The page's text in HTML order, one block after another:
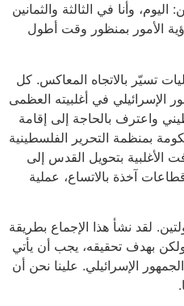
وأنا في الثالثة والثمانين
الأمور بمنظور وقت أطول
تسيّر بالاتجاه المعاكس. كل
الإسرائيلي في أغلبيته العظمى
واعترف بالحاجة إلى إقامة
بمنظمة التحرير الفلسطينية
بتحويل القدس إلى
آخذة بالاتساع، عملية
لقد نشأ هذا الإجماع بطريقة
بهدف تحقيقه، يجب أن يأتي
الإسرائيلي. علينا نحن أن